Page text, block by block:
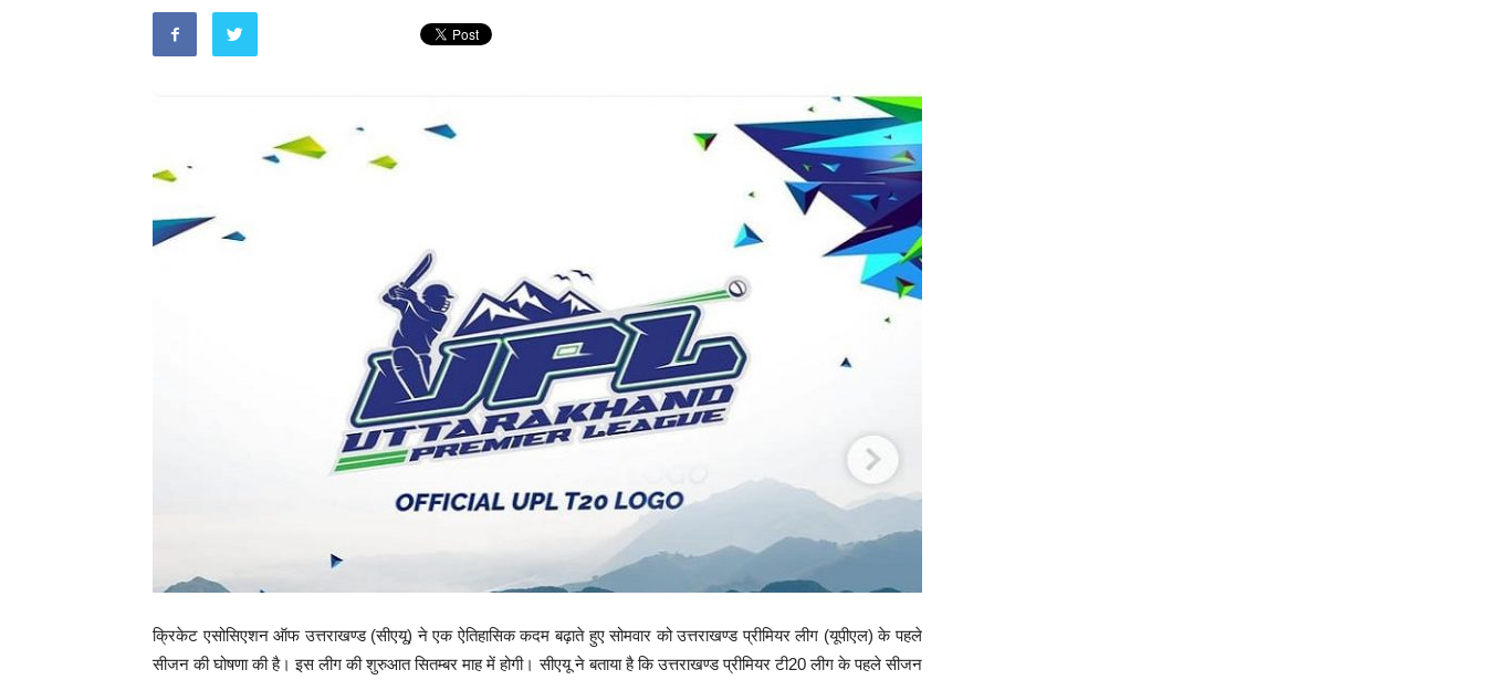
क्रिकेट एसोसिएशन ऑफ उत्तराखण्ड (सीएयू) ने एक ऐतिहासिक कदम बढ़ाते हुए सोमवार को उत्तराखण्ड प्रीमियर लीग (यूपीएल) के पहले
सीजन की घोषणा की है। इस लीग की शुरुआत सितम्बर माह में होगी। सीएयू ने बताया है कि उत्तराखण्ड प्रीमियर टी20 लीग के पहले सीजन